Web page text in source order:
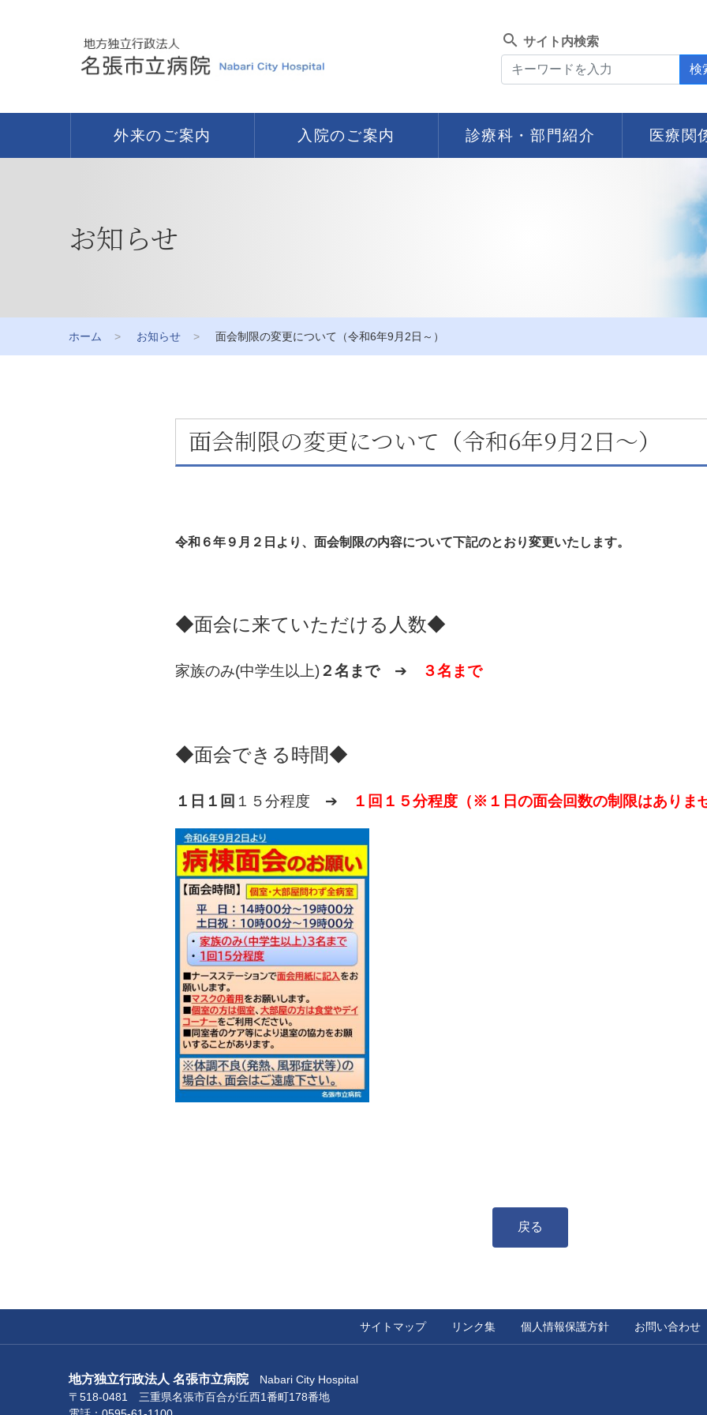
search サイト内検索
検
外来のご案内 入院のご案内 診療科・部門紹介 医療関
お知らせ
ホーム お知らせ 面会制限の変更について（令和6年9月2日～）
面会制限の変更について（令和6年9月2日～）
令和６年９月２日より、面会制限の内容について下記のとおり変更いたします。
◆面会に来ていただける人数◆
家族のみ(中学生以上)２名まで➔ ３名まで
◆面会できる時間◆
１日１回 １５分程度 ➔ １回１５分程度（※１日の面会回数の制限はありま
戻る
サイトマップ リンク集 個人情報保護方針 お問い合わせ
地方独立行政法人 名張市立病院Nabari City Hospital
〒518-0481 三重県名張市百合が丘西1番町178番地